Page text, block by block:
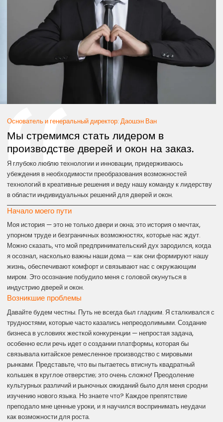
Основатель и генеральный директор: Даошэн Ван
Мы стремимся стать лидером в
производстве дверей и окон на заказ.
Я глубоко люблю технологии и инновации, придерживаюсь
убеждения в необходимости преобразования возможностей
технологий в креативные решения и веду нашу команду к лидерству
в области индивидуальных решений для дверей и окон.
Начало моего пути
Моя история — это не только двери и окна; это история о мечтах,
упорном труде и безграничных возможностях, которые нас ждут.
Можно сказать, что мой предпринимательский дух зародился, когда
я осознал, насколько важны наши дома — как они формируют нашу
жизнь, обеспечивают комфорт и связывают нас с окружающим
миром. Это осознание побудило меня с головой окунуться в
индустрию дверей и окон.
Возникшие проблемы
Давайте будем честны. Путь не всегда был гладким. Я сталкивался с
трудностями, которые часто казались непреодолимыми. Создание
бизнеса в условиях жесткой конкуренции — непростая задача,
особенно если речь идет о создании платформы, которая бы
связывала китайское ремесленное производство с мировыми
рынками. Представьте, что вы пытаетесь втиснуть квадратный
колышек в круглое отверстие; это очень сложно! Преодоление
культурных различий и рыночных ожиданий было для меня сродни
изучению нового языка. Но знаете что? Каждое препятствие
преподало мне ценные уроки, и я научился воспринимать неудачи
как возможности для роста.